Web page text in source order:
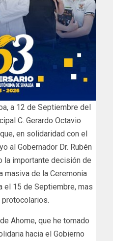
a 12 de Septiembre del
C. Gerardo Octavio
en solidaridad con el
al Gobernador Dr. Rubén
la importante decisión de
masiva de la Ceremonia
el 15 de Septiembre, mas
Ahome, que he tomado
hacia el Gobierno